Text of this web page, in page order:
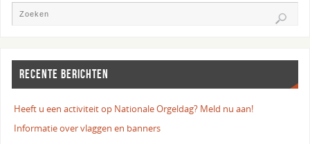
RECENTE BERICHTEN
Heeft u een activiteit op Nationale Orgeldag? Meld nu aan!
Informatie over vlaggen en banners